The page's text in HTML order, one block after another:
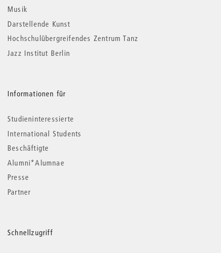
Musik
Darstellende Kunst
Hochschulübergreifendes Zentrum Tanz
Jazz Institut Berlin
Informationen für
Studieninteressierte
International Students
Beschäftigte
Alumni*Alumnae
Presse
Partner
Schnellzugriff